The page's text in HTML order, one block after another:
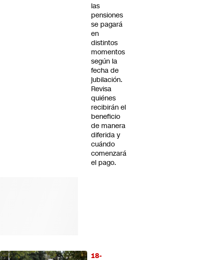
las
pensiones
se pagará
en
distintos
momentos
según la
fecha de
jubilación.
Revisa
quiénes
recibirán el
beneficio
de manera
diferida y
cuándo
comenzará
el pago.
18-